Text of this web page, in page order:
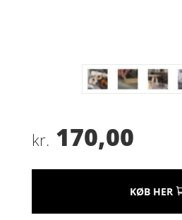
kr. 170,00
KØB HER